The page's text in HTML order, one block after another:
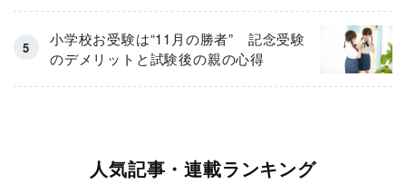
小学校お受験は“11月の勝者” 記念受験
のデメリットと試験後の親の心得
人気記事・連載ランキング